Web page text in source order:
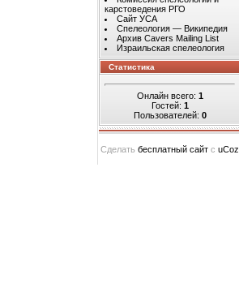
карстоведения РГО
Сайт УСА
Спелеология — Википедия
Архив Cavers Mailing List
Израильская спелеология
Статистика
Онлайн всего: 1
Гостей: 1
Пользователей: 0
Сделать бесплатный сайт с uCoz